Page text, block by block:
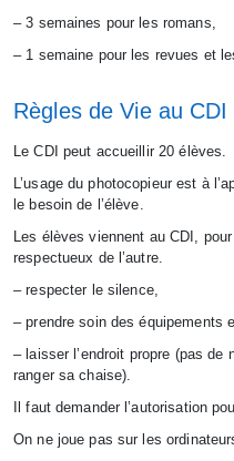
– 3 semaines pour les romans,
– 1 semaine pour les revues et
Règles de Vie au CDI
Le CDI peut accueillir 20 élèves.
L’usage du photocopieur est à
le besoin de l’élève.
Les élèves viennent au CDI,
respectueux de l’autre.
– respecter le silence,
– prendre soin des équipements
– laisser l’endroit propre (pas
ranger sa chaise).
Il faut demander l’autorisation
On ne joue pas sur les